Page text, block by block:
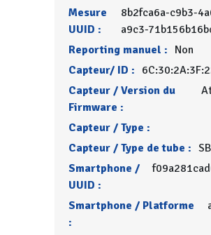
Mesure
UUID :
8b2fca6a-c9b3-
a9c3-
Reporting manuel : Non
Capteur/ ID :
Capteur / Version du
Firmware :
Capteur / Type :
Capteur / Type de tube :
Smartphone /
UUID :
Smartphone / Platforme
: